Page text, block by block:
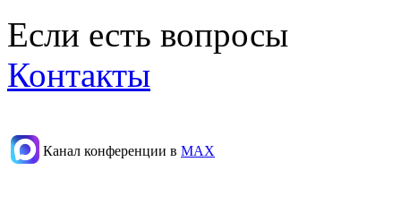
Если есть вопросы
Контакты
Канал конференции в МАХ